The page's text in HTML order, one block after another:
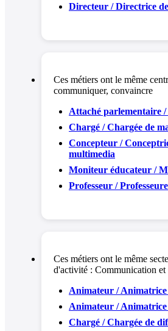
Directeur / Directrice
Ces métiers ont le même
communiquer, convaincre
Attaché parlementaire
Chargé / Chargée de
Concepteur /
multimedia
Moniteur éducateur /
Professeur /
Ces métiers ont le même
d'activité : Communication et
Animateur /
Animateur / Animatrice
Chargé / Chargée de